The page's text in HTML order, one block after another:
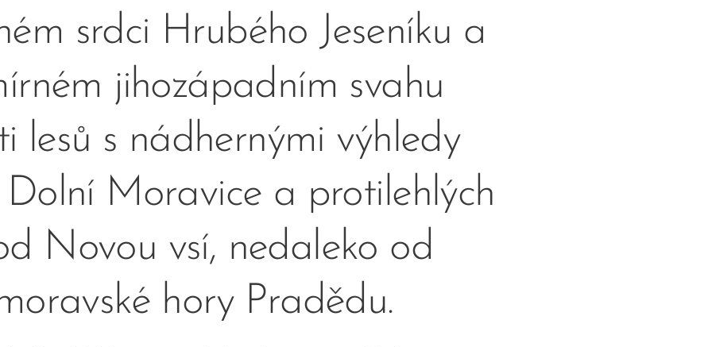
srdci Hrubého Jeseníku a
jihozápadním svahu
lesů s nádhernými výhledy
Moravice a protilehlých
Novou vsí, nedaleko od
hory Pradědu.